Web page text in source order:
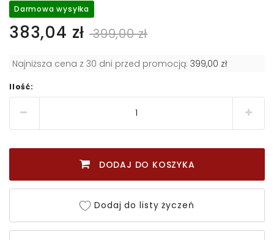
Darmowa wysyłka
383,04 zł 399,00 zł
Najniższa cena z 30 dni przed promocją: 399,00 zł
Ilość:
DODAJ DO KOSZYKA
Dodaj do listy życzeń